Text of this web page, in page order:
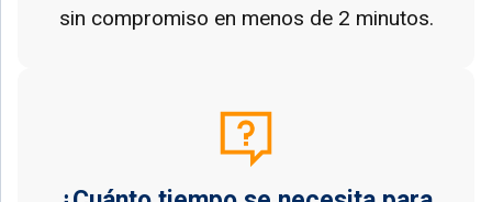
sin compromiso en menos de 2 minutos.